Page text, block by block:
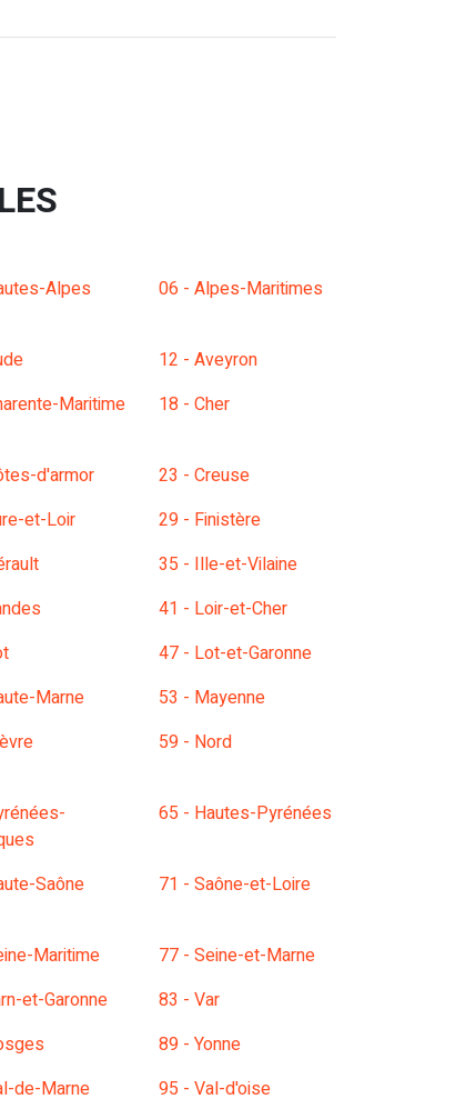
Alpes 06 - Alpes-Maritimes
12 - Aveyron
Maritime 18 - Cher
d'armor
23 - Creuse
et-Loir
29 - Finistère
35 - Ille-et-Vilaine
41 - Loir-et-Cher
47 - Lot-et-Garonne
Marne
53 - Mayenne
59 - Nord
65 - Hautes-Pyrénées
Saône 71 - Saône-et-Loire
Maritime
77 - Seine-et-Marne
et-Garonne
83 - Var
89 - Yonne
de-Marne 95 - Val-d'oise